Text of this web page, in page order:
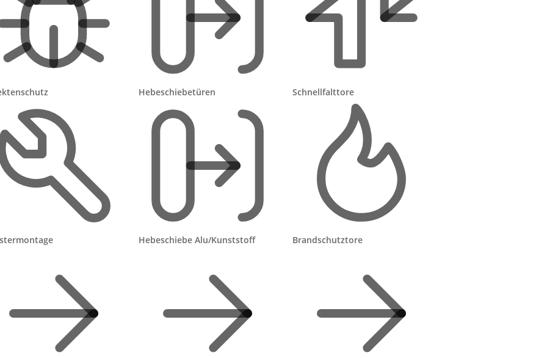
Hebeschiebetüren
Hebeschiebe Alu/Kunststoff
Schnellfalttore
Brandschutztore
– so läuft’s ab
dein Vorhaben (Anzahl Fenster, Maße, vertikal oder
von Fachbetrieben aus deiner Region.
die Fenster, prüft die Sonnenausrichtung und empfiehlt
anbringen, Solarmodul ausrichten, Funksteuerung anlernen
Rollläden?
gibt es für Rollläden nicht. Den Steuerbonus für
du aber nutzen, wenn ein Fachbetrieb montiert: 20 %
sind eine Rechnung und die Zahlung per
nur der Arbeitslohn.
Fenster?
gibt es ab rund 499 €, ein Solar-Dachfenster-Rollladen ab
Solarbetrieb umzurüsten kostet etwa 200–250 € Aufpreis
und Ausstattung ab.
auch im Winter?